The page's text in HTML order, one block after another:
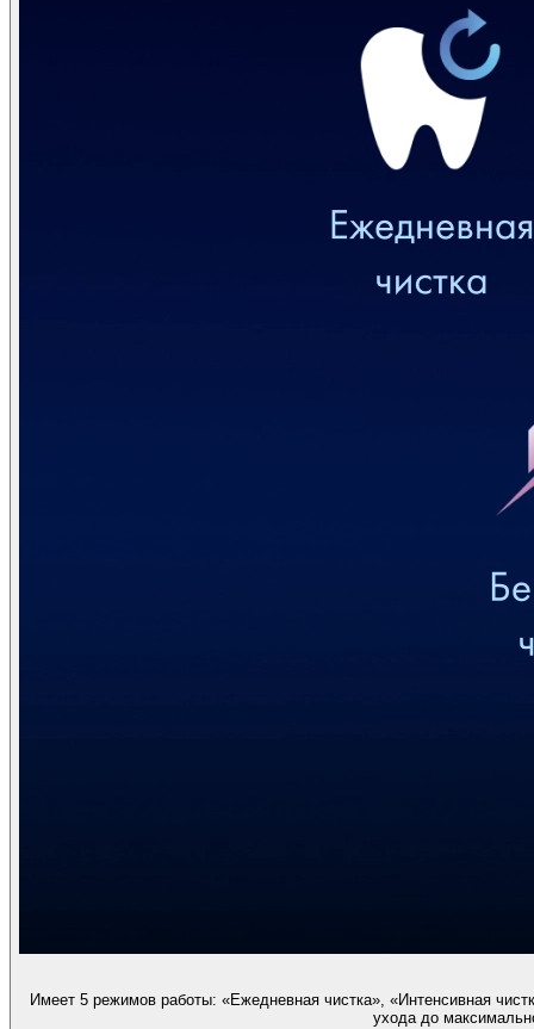
Имеет 5 режимов работы: «Ежедневная чистка», «Интенсивная
ухода до